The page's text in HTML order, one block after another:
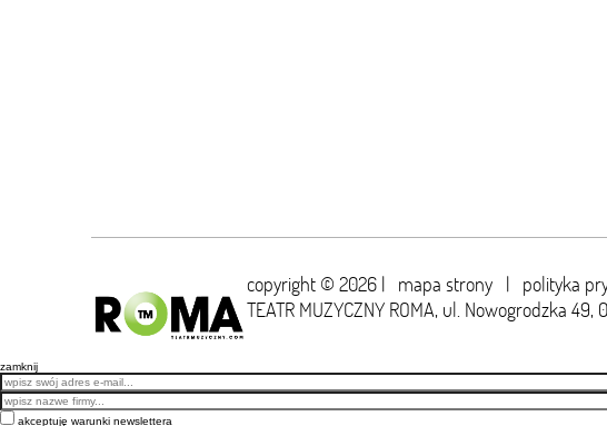
copyright © 2026 | mapa strony | polityka
TEATR MUZYCZNY ROMA, ul. Nowogrodzka 49,
zamknij
Email
akceptuję warunki newslettera